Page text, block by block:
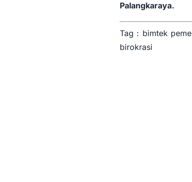
Palangkaraya.
Tag : bimtek
birokrasi